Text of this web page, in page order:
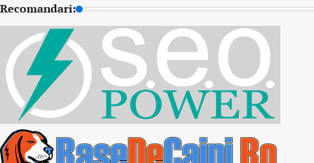
Recomandari: